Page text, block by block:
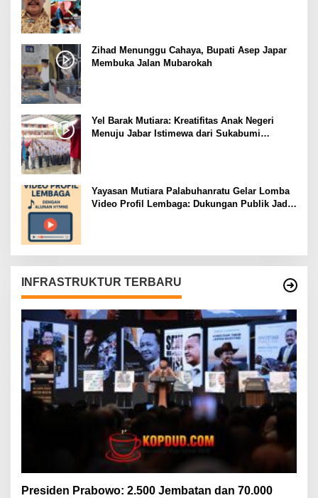
Zihad Menunggu Cahaya, Bupati Asep Japar
Membuka Jalan Mubarokah
Yel Barak Mutiara: Kreatifitas Anak Negeri
Menuju Jabar Istimewa dari Sukabumi
Yayasan Mutiara Palabuhanratu Gelar Lomba
Video Profil Lembaga: Dukungan Publik Jadi
INFRASTRUKTUR TERBARU
Presiden Prabowo: 2.500 Jembatan dan 70.000